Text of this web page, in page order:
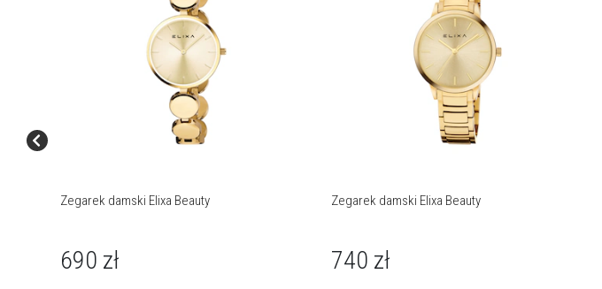
Zegarek damski Elixa Beauty
690 zł
Zegarek damski Elixa Beauty
740 zł